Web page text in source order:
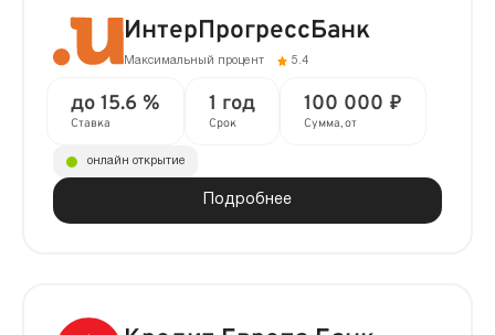
ИнтерПрогрессБанк
Максимальный процент 5.4
до 15.6 %
Ставка
1 год
Срок
100 000 ₽
Сумма, от
Подробнее
онлайн открытие